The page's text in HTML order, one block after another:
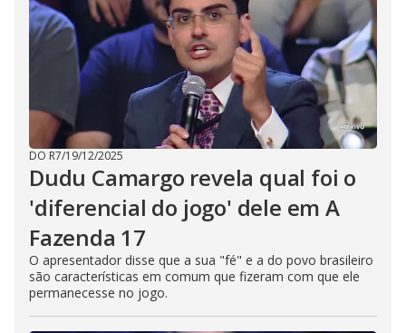
DO R7/19/12/2025
Dudu Camargo revela qual foi o
'diferencial do jogo' dele em A
Fazenda 17
O apresentador disse que a sua "fé" e a do povo brasileiro
são características em comum que fizeram com que ele
permanecesse no jogo.